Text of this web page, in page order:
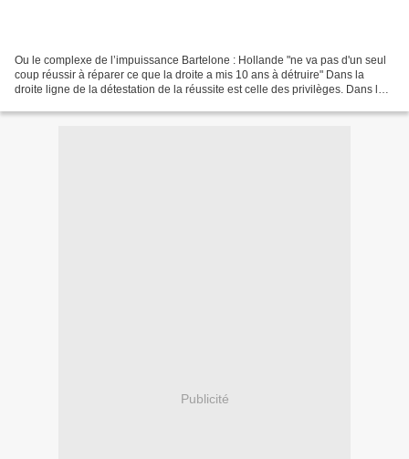
Ou le complexe de l’impuissance Bartelone : Hollande "ne va pas d'un seul
coup réussir à réparer ce que la droite a mis 10 ans à détruire" Dans la
droite ligne de la détestation de la réussite est celle des privilèges. Dans la
Publicité